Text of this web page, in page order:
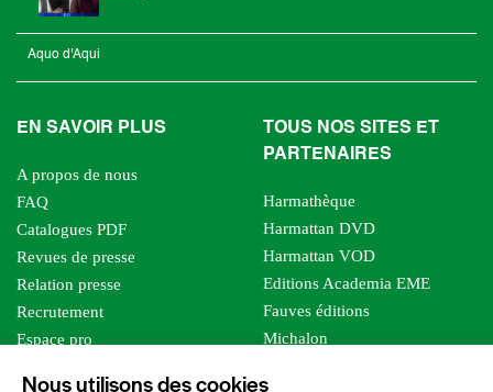
Nous utilisons des cookies
Aquo d'Aqui
EN SAVOIR PLUS
A propos de nous
FAQ
Catalogues PDF
Revues de presse
Relation presse
Recrutement
Espace pro
TOUS NOS SITES ET
PARTENAIRES
Harmathèque
Harmattan DVD
Harmattan VOD
Editions Academia EME
Fauves éditions
Michalon